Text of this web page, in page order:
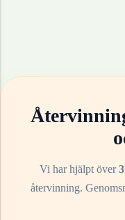
Vi har hjälpt över
återvinning.